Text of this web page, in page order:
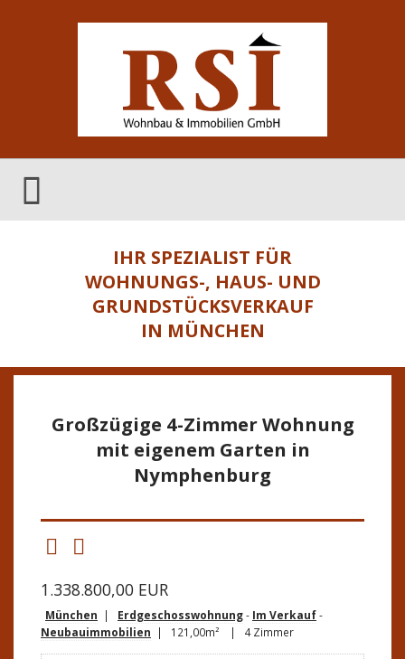
IHR SPEZIALIST FÜR
WOHNUNGS-, HAUS- UND
GRUNDSTÜCKSVERKAUF
IN MÜNCHEN
Großzügige 4-Zimmer Wohnung
mit eigenem Garten in
Nymphenburg
1.338.800,00 EUR
München Erdgeschosswohnung- Im Verkauf-
Neubauimmobilien | 121,00m² | 4 Zimmer